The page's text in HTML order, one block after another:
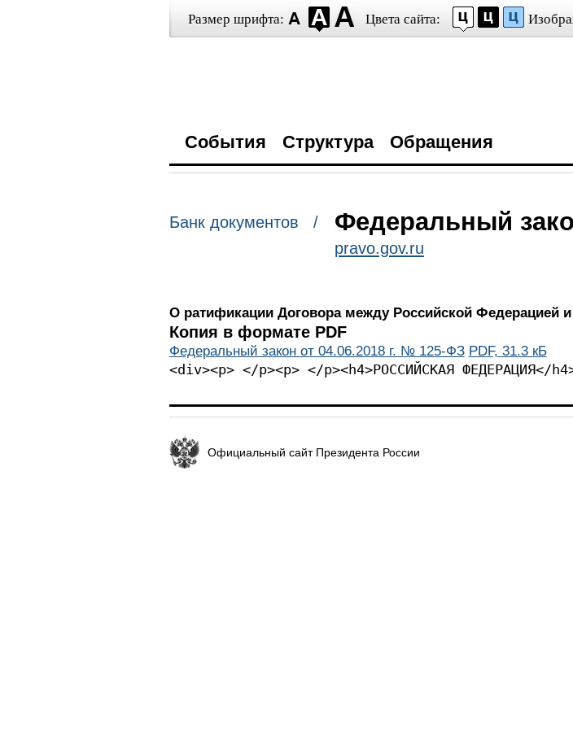
Размер шрифта: Цвета сайта:
События Структура Обращения
Банк документов / Федеральный
pravo.gov.ru
О ратификации Договора между Российской Федерацией
Копия в формате PDF
Федеральный закон от 04.06.2018 г. № 125-ФЗ PDF, 31.3 кБ
<div><p> </p><p> </p><h4>РОССИЙСКАЯ ФЕДЕРАЦИЯ</
Официальный сайт Президента России